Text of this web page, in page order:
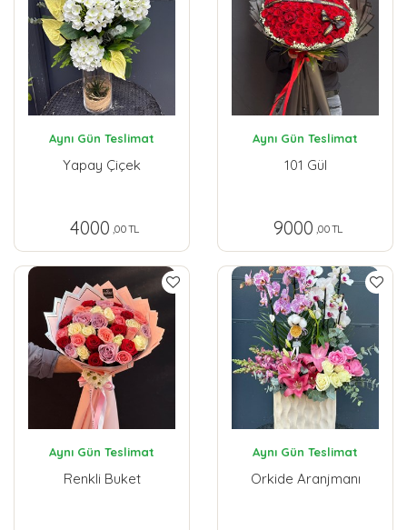
Aynı Gün Teslimat
Yapay Çiçek
4000 ,00 TL
Aynı Gün Teslimat
101 Gül
9000 ,00 TL
Aynı Gün Teslimat
Renkli Buket
Aynı Gün Teslimat
Orkide Aranjmanı